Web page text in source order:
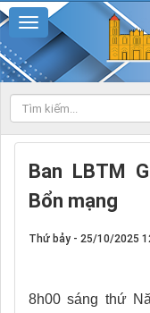
Ban LBTM
Bổn mạng
Thứ bảy - 25/10/2025
8h00 sáng thứ